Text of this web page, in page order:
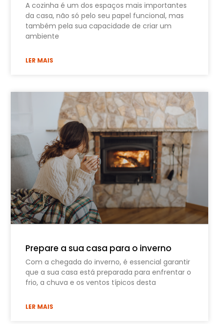
A cozinha é um dos espaços mais importantes
da casa, não só pelo seu papel funcional, mas
também pela sua capacidade de criar um
ambiente
LER MAIS
Prepare a sua casa para o inverno
Com a chegada do inverno, é essencial garantir
que a sua casa está preparada para enfrentar o
frio, a chuva e os ventos típicos desta
LER MAIS